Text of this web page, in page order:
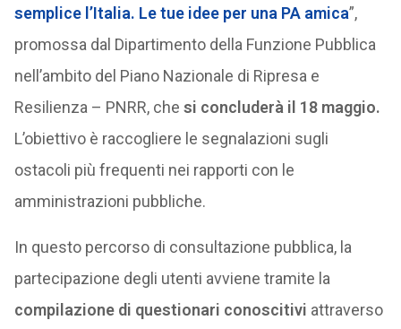
semplice l’Italia. Le tue idee per una PA amica”,
promossa dal Dipartimento della Funzione Pubblica
nell’ambito del Piano Nazionale di Ripresa e
Resilienza – PNRR, che si concluderà il 18 maggio.
L’obiettivo è raccogliere le segnalazioni sugli
ostacoli più frequenti nei rapporti con le
amministrazioni pubbliche.
In questo percorso di consultazione pubblica, la
partecipazione degli utenti avviene tramite la
compilazione di questionari conoscitivi attraverso